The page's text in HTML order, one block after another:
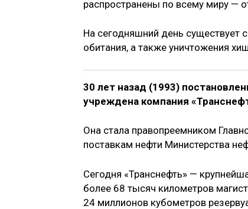
распространены по всему миру —
На сегодняшний день
обитания, а также уничтожения
30 лет назад (1993)
учреждена компания
Она стала правопреемником
поставкам нефти Министерства
Сегодня «Транснефть» —
более 68 тысяч километров
24 миллионов кубометров